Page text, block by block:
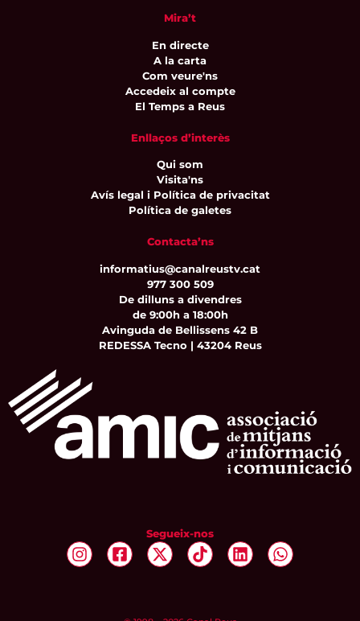
Mira’t
En directe
A la carta
Com veure'ns
Accedeix al compte
El Temps a Reus
Enllaços d’interès
Qui som
Visita'ns
Avís legal i Política de privacitat
Política de galetes
Contacta’ns
informatius@canalreustv.cat
977 300 509
De dilluns a divendres
de 9:00h a 18:00h
Avinguda de Bellissens 42 B
REDESSA Tecno | 43204 Reus
Segueix-nos